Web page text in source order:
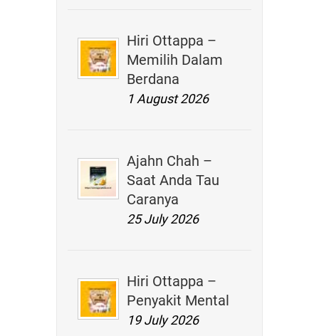
Hiri Ottappa –
Memilih Dalam
Berdana
1 August 2026
Ajahn Chah –
Saat Anda Tau
Caranya
25 July 2026
Hiri Ottappa –
Penyakit Mental
19 July 2026